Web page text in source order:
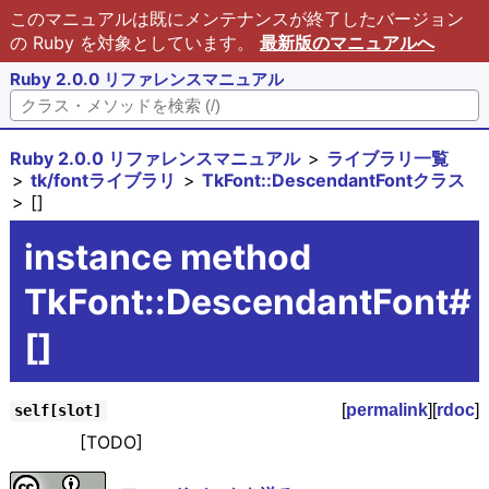
このマニュアルは既にメンテナンスが終了したバージョン
の Ruby を対象としています。 最新版のマニュアルへ
Ruby 2.0.0 リファレンスマニュアル
Ruby 2.0.0 リファレンスマニュアル
ライブラリ一覧
tk/fontライブラリ
TkFont::DescendantFontクラス
[]
instance method
TkFont::DescendantFont#
[]
self[slot] [permalink][rdoc]
[TODO]